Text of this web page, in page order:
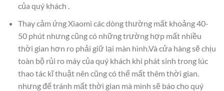
của quý khách .
Thay cảm ứng Xiaomi các dòng thường mất khoảng 40-
50 phút nhưng cũng có những trường hợp mất nhiều
thời gian hơn ro phải giữ lại màn hình.Và cửa hàng sẽ chịu
toàn bộ rủi ro máy của quý khách khi phát sinh trong lúc
thao tác kĩ thuật nên cũng có thể mất thêm thời gian.
nhưng để tránh mất thời gian mà mình sẽ báo cho quý